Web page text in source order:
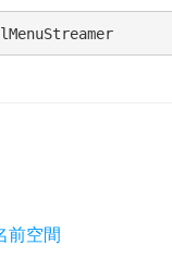
空間